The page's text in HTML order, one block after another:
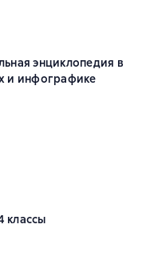
энциклопедия в
и инфографике
5 на основе 4 оценок